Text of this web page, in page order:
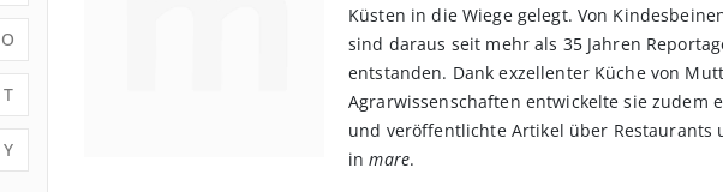
Küsten in die Wiege gelegt. Von
sind daraus seit mehr als 35 Jahren
entstanden. Dank exzellenter Küche von
Agrarwissenschaften entwickelte sie zudem
und veröffentlichte Artikel über Restaurants
inmare.
O
T
Y